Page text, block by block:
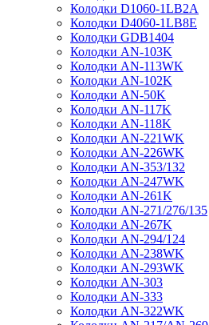
Колодки D1060-1LB2A
Колодки D4060-1LB8E
Колодки GDB1404
Колодки AN-103K
Колодки AN-113WK
Колодки AN-102K
Колодки AN-50K
Колодки AN-117K
Колодки AN-118K
Колодки AN-221WK
Колодки AN-226WK
Колодки AN-353/132
Колодки AN-247WK
Колодки AN-261K
Колодки AN-271/276/135
Колодки AN-267K
Колодки AN-294/124
Колодки AN-238WK
Колодки AN-293WK
Колодки AN-303
Колодки AN-333
Колодки AN-322WK